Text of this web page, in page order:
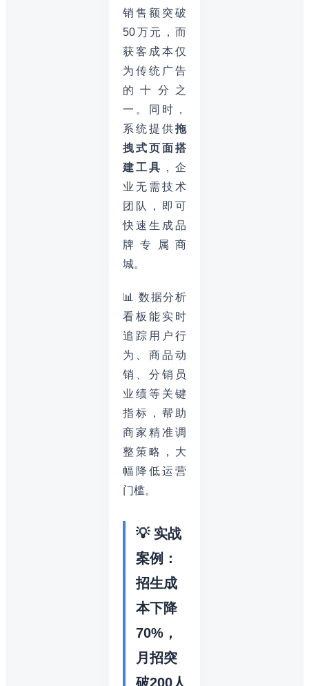
销售额突破
50万元，而
获客成本仅
为传统广告
的十分之
一。同时，
系统提供拖
拽式页面搭
建工具 ，企
业无需技术
团队，即可
快速生成品
牌专属商
城。
📊 数据分析
看板能实时
追踪用户行
为、商品动
销、分销员
业绩等关键
指标，帮助
商家精准调
整策略，大
幅降低运营
门槛。
💡 实战
案例：
招生成
本下降
70%，
月招突
破200人